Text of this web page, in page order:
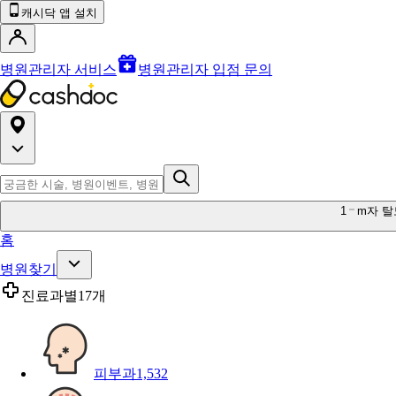
캐시닥 앱 설치
병원관리자 서비스 병원관리자 입점 문의
1 m자 탈
홈
병원찾기
진료과별17개
피부과1,532